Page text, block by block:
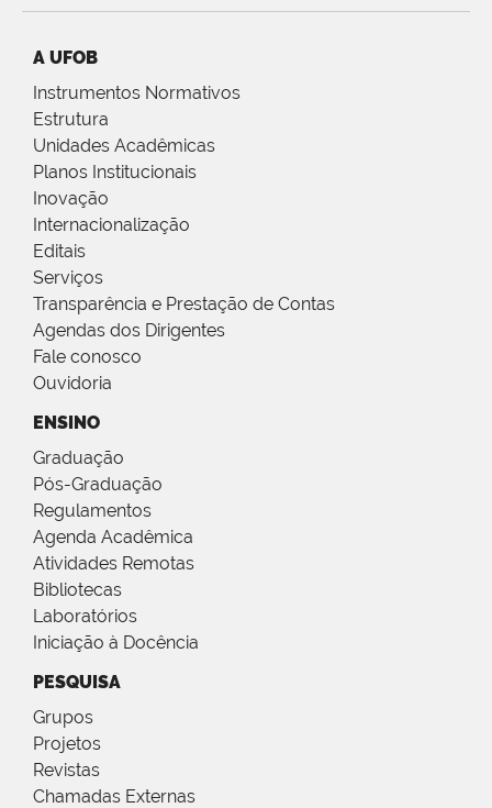
A UFOB
Instrumentos Normativos
Estrutura
Unidades Acadêmicas
Planos Institucionais
Inovação
Internacionalização
Editais
Serviços
Transparência e Prestação de Contas
Agendas dos Dirigentes
Fale conosco
Ouvidoria
ENSINO
Graduação
Pós-Graduação
Regulamentos
Agenda Acadêmica
Atividades Remotas
Bibliotecas
Laboratórios
Iniciação à Docência
PESQUISA
Grupos
Projetos
Revistas
Chamadas Externas